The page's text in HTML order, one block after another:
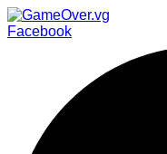
Facebook